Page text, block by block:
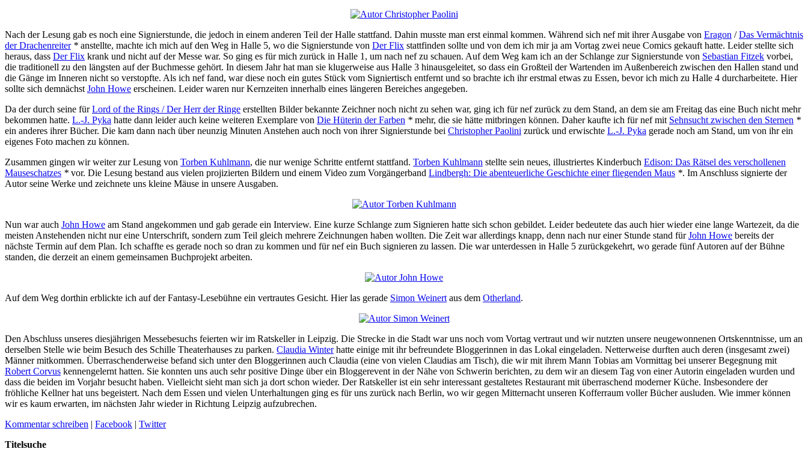
Nach der Lesung gab es noch eine Signierstunde, die jedoch in einem anderen Teil der Halle stattfand. Dahin musste man erst einmal kommen. Während sich nef mit ihrer Ausgabe von Eragon /Das Vermächtnis
der Drachenreiter * anstellte, machte ich mich auf den Weg in Halle 5, wo die Signierstunde von Der Flix stattfinden sollte und von dem ich mir ja am Vortag zwei neue Comics gekauft hatte. Leider stellte sich
heraus, dass Der Flix krank und nicht auf der Messe war. So ging es für mich zurück in Halle 1, um nach nef zu schauen. Auf dem Weg kam ich an der Schlange zur Signierstunde von Sebastian Fitzek vorbei,
die traditionell zu den längsten auf der Buchmesse gehört. In diesem Jahr hat man sie klugerweise aus Halle 3 hinausgeleitet, so dass ein Großteil der Wartenden im Außenbereich zwischen den Hallen stand und
die Gänge im Inneren nicht so verstopfte. Als ich nef fand, war diese noch ein gutes Stück vom Signiertisch entfernt und so brachte ich ihr erstmal etwas zu Essen, bevor ich mich zu Halle 4 durcharbeitete. Hier
sollte sich demnächst John Howe erscheinen. Leider waren nur Kernzeiten innerhalb eines längeren Bereiches angegeben.
Da der durch seine fürLord of the Rings / Der Herr der Ringe erstellten Bilder bekannte Zeichner noch nicht zu sehen war, ging ich für nef zurück zu dem Stand, an dem sie am Freitag das eine Buch nicht mehr
bekommen hatte. L.-J. Pyka hatte dann leider auch keine weiteren Exemplare von Die Hüterin der Farben * mehr, die sie hätte mitbringen können. Daher kaufte ich für nef mit Sehnsucht zwischen den Sternen *
ein anderes ihrer Bücher. Die kam dann nach über neunzig Minuten Anstehen auch noch von ihrer Signierstunde bei Christopher Paolini zurück und erwischte L.-J. Pyka gerade noch am Stand, um von ihr ein
eigenes Foto machen zu können.
Zusammen gingen wir weiter zur Lesung von Torben Kuhlmann, die nur wenige Schritte entfernt stattfand. Torben Kuhlmann stellte sein neues, illustriertes Kinderbuch Edison: Das Rätsel des verschollenen
Mauseschatzes * vor. Die Lesung bestand aus vielen projizierten Bildern und einem Video zum Vorgängerband Lindbergh: Die abenteuerliche Geschichte einer fliegenden Maus *. Im Anschluss signierte der
Autor seine Werke und zeichnete uns kleine Mäuse in unsere Ausgaben.
Nun war auch John Howe am Stand angekommen und gab gerade ein Interview. Eine kurze Schlange zum Signieren hatte sich schon gebildet. Leider bedeutete das auch hier wieder eine lange Wartezeit, da die
meisten Anstehenden nicht nur eine Unterschrift, sondern zum Teil gleich mehrere Zeichnungen haben wollten. Die Zeit war allerdings knapp, denn nach nur einer Stunde stand fürJohn Howe bereits der
nächste Termin auf dem Plan. Ich schaffte es gerade noch so dran zu kommen und für nef ein Buch signieren zu lassen. Die war unterdessen in Halle 5 zurückgekehrt, wo gerade fünf Autoren auf der Bühne
standen, die derzeit an einem gemeinsamen Buchprojekt arbeiten.
Auf dem Weg dorthin erblickte ich auf der Fantasy-Lesebühne ein vertrautes Gesicht. Hier las gerade Simon Weinert aus dem Otherland.
Den Abschluss unseres diesjährigen Messebesuchs feierten wir im Ratskeller in Leipzig. Die Strecke in die Stadt war uns noch vom Vortag vertraut und wir nutzten unsere neugewonnenen Ortskenntnisse, um an
derselben Stelle wie beim Besuch des Schille Theaterhauses zu parken. Claudia Winterhatte einige mit ihr befreundete Bloggerinnen in das Lokal eingeladen. Netterweise durften auch deren (insgesamt zwei)
Männer mitkommen. Überraschenderweise befand sich unter den Bloggerinnen auch Claudia (eine von vielen Claudias am Tisch), die wir mit ihrem Mann Tobias am Vormittag bei unserer Begegnung mit
Robert Corvus kennengelernt hatten. Sie konnten uns auch sehr positive Dinge über ein Bloggerevent in der Nähe von Schwerin berichten, zu dem wir an diesem Tag von einer Autorin eingeladen wurden und
dass die beiden im Vorjahr besucht haben. Vielleicht sieht man sich ja dort schon wieder. Der Ratskeller ist ein sehr interessant gestaltetes Restaurant mit überraschend moderner Küche. Insbesondere der
fröhliche Kellner hat uns begeistert. Nach dem Essen und vielen Unterhaltungen ging es für uns zurück nach Berlin, wo wir gegen Mitternacht unseren Kofferraum voller Bücher ausluden. Wie immer können
wir es kaum erwarten, im nächsten Jahr wieder in Richtung Leipzig aufzubrechen.
Kommentar schreiben | Facebook | Twitter
Titelsuche